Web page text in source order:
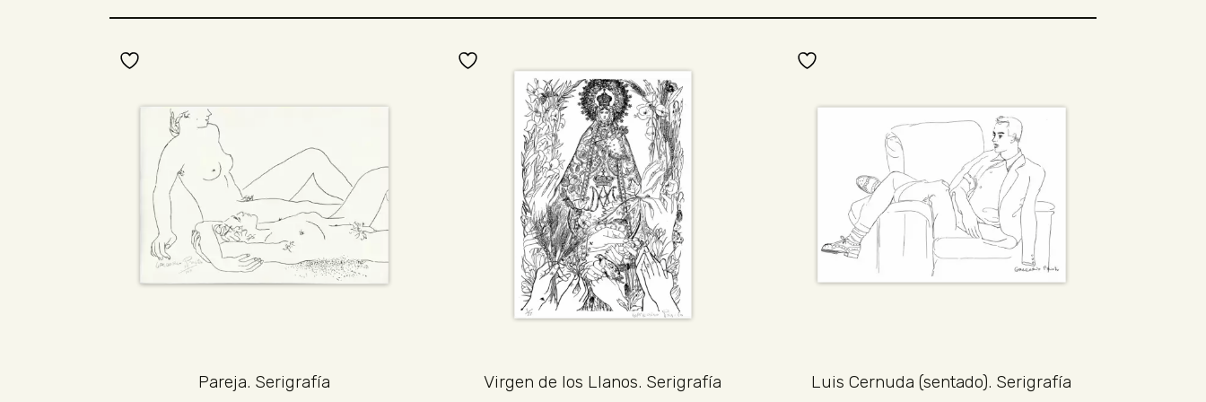
Pareja. Serigrafía Virgen de los Llanos. Serigrafía Luis Cernuda (sentado). Serigrafía